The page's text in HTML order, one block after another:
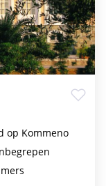
op Kommeno